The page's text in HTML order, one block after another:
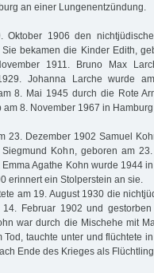
an einer Lungenentzündung.
Oktober 1906 den
bekamen die Kinder Edith,
1911. Bruno Max
Johanna Larche wurde
8. Mai 1945 durch die Rote
8. November 1967 in
23. Dezember 1902 Samuel
Kohn, geboren am
Agathe Kohn wurde 1944
erinnert ein Stolperstein an sie.
am 19. August 1930 die
14. Februar 1902 und
war durch die Mischehe mit
tauchte unter und flüchtete
Ende des Krieges als